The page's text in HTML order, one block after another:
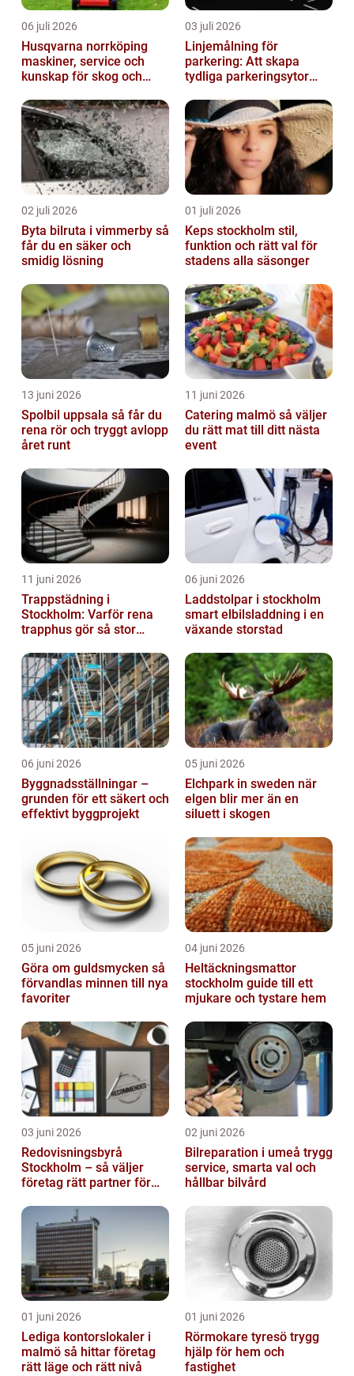
06 juli 2026
Husqvarna norrköping
maskiner, service och
kunskap för skog och
03 juli 2026
Linjemålning för
parkering: Att skapa
tydliga parkeringsytor
parkeringslinjer
02 juli 2026
Byta bilruta i vimmerby så
får du en säker och
smidig lösning
01 juli 2026
Keps stockholm stil,
funktion och rätt val för
stadens alla säsonger
13 juni 2026
Spolbil uppsala så får du
rena rör och tryggt avlopp
året runt
11 juni 2026
Catering malmö så väljer
du rätt mat till ditt nästa
event
11 juni 2026
Trappstädning i
Stockholm: Varför rena
trapphus gör så stor
06 juni 2026
Laddstolpar i stockholm
smart elbilsladdning i en
växande storstad
06 juni 2026
Byggnadsställningar –
grunden för ett säkert och
effektivt byggprojekt
05 juni 2026
Elchpark in sweden när
elgen blir mer än en
siluett i skogen
05 juni 2026
Göra om guldsmycken så
förvandlas minnen till nya
favoriter
04 juni 2026
Heltäckningsmattor
stockholm guide till ett
mjukare och tystare hem
03 juni 2026
Redovisningsbyrå
Stockholm – så väljer
företag rätt partner för
02 juni 2026
Bilreparation i umeå trygg
service, smarta val och
hållbar bilvård
01 juni 2026
Lediga kontorslokaler i
malmö så hittar företag
rätt läge och rätt nivå
01 juni 2026
Rörmokare tyresö trygg
hjälp för hem och
fastighet